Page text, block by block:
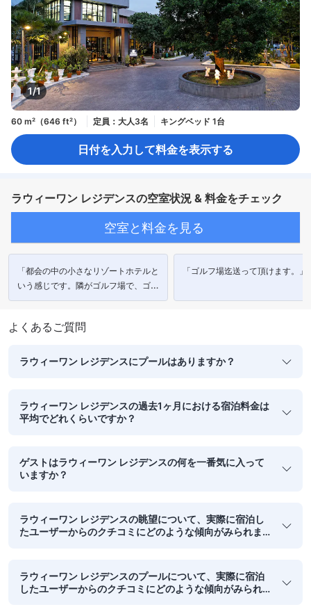
1/1
60 m²（646 ft²） 定員：大人3名 キングベッド 1台
日付を入力して料金を表示する
ラウィーワン レジデンスの空室状況 & 料金をチェック
空室と料金を見る
「都会の中の小さなリゾートホテルと
いう感じです。隣がゴルフ場で、ゴル
フをする時はトゥクトゥクで送ってく
「ゴルフ場迄送って頂けます。」
よくあるご質問
ラウィーワン レジデンスにプールはありますか？
ラウィーワン レジデンスの過去1ヶ月における宿泊料金は
平均でどれくらいですか？
ゲストはラウィーワン レジデンスの何を一番気に入って
いますか？
ラウィーワン レジデンスの眺望について、実際に宿泊し
たユーザーからのクチコミにどのような傾向がみられま
ラウィーワン レジデンスのプールについて、実際に宿泊
したユーザーからのクチコミにどのような傾向がみられ